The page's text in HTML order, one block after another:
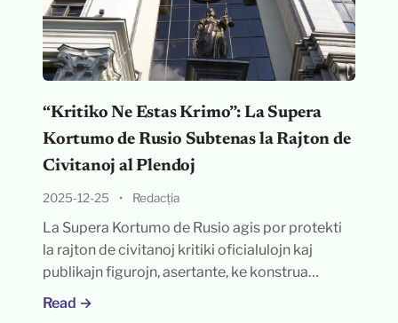
“Kritiko Ne Estas Krimo”: La Supera
Kortumo de Rusio Subtenas la Rajton de
Civitanoj al Plendoj
2025-12-25 • Redacția
La Supera Kortumo de Rusio agis por protekti
la rajton de civitanoj kritiki oficialulojn kaj
publikajn figurojn, asertante, ke konstrua…
Read →